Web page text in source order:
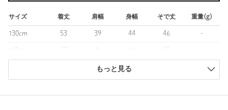
＜THE NORTH FACE（ザ・ノース・フェイス）＞
カリフォルニア州のアウトドアブランド。
ブランドネームのTHE NORTH FACEとは山の北壁のこと。
１年中太陽の日が当たることのない北壁は「世界三大北陸」とい
険しい道をいくときにも揺るがない芯のあるものを作っていこ
サイズ 着丈 肩幅 身幅 そで丈 重量(g)
130cm 53 39 44 46 -
43 49
もっと見る